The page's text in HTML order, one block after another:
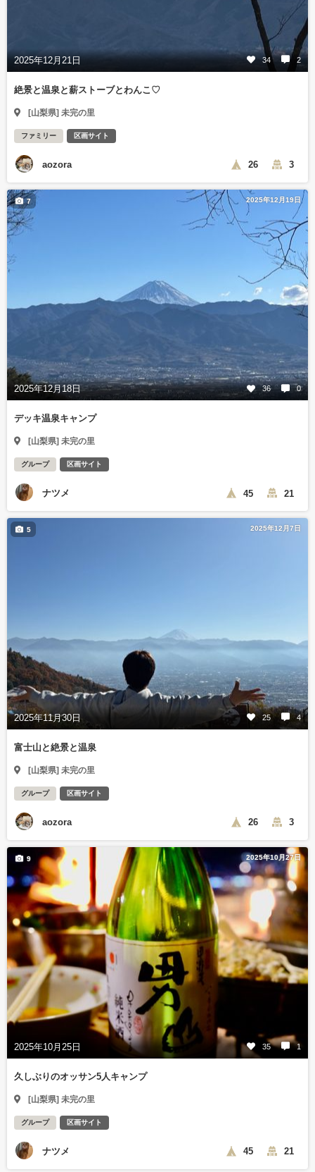
2025年12月21日 34 2
絶景と温泉と薪ストーブとわんこ♡
[山梨県] 未完の里
ファミリー 区画サイト
aozora 26 3
2025年12月19日
2025年12月18日 36 0
7
デッキ温泉キャンプ
[山梨県] 未完の里
グループ 区画サイト
ナツメ 45 21
2025年12月7日
2025年11月30日 25 4
5
富士山と絶景と温泉
[山梨県] 未完の里
グループ 区画サイト
aozora 26 3
2025年10月27日
2025年10月25日 35 1
9
久しぶりのオッサン5人キャンプ
[山梨県] 未完の里
グループ 区画サイト
ナツメ 45 21